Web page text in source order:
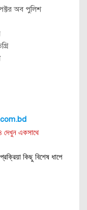
অব পুলিশ
দেখুন একসাথে
কিছু বিশেষ ধাপে